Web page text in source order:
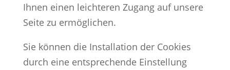
Ihnen einen leichteren Zugang auf unsere
Seite zu ermöglichen.
Sie können die Installation der Cookies
durch eine entsprechende Einstellung